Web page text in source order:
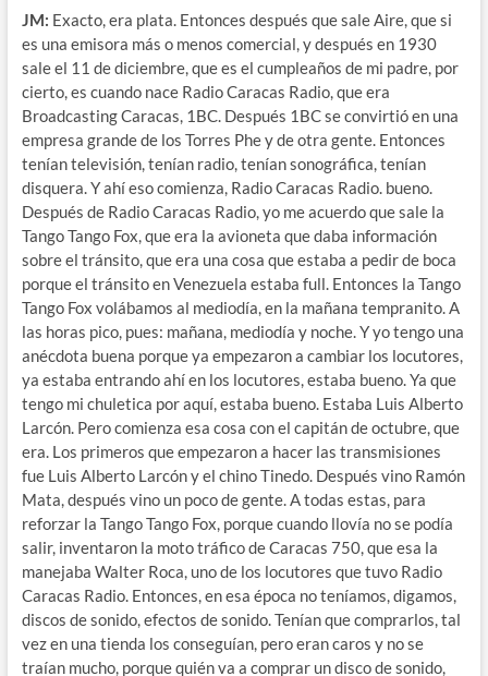
JM: Exacto, era plata. Entonces después que sale Aire, que si
es una emisora más o menos comercial, y después en 1930
sale el 11 de diciembre, que es el cumpleaños de mi padre, por
cierto, es cuando nace Radio Caracas Radio, que era
Broadcasting Caracas, 1BC. Después 1BC se convirtió en una
empresa grande de los Torres Phe y de otra gente. Entonces
tenían televisión, tenían radio, tenían sonográfica, tenían
disquera. Y ahí eso comienza, Radio Caracas Radio. bueno.
Después de Radio Caracas Radio, yo me acuerdo que sale la
Tango Tango Fox, que era la avioneta que daba información
sobre el tránsito, que era una cosa que estaba a pedir de boca
porque el tránsito en Venezuela estaba full. Entonces la Tango
Tango Fox volábamos al mediodía, en la mañana tempranito. A
las horas pico, pues: mañana, mediodía y noche. Y yo tengo una
anécdota buena porque ya empezaron a cambiar los locutores,
ya estaba entrando ahí en los locutores, estaba bueno. Ya que
tengo mi chuletica por aquí, estaba bueno. Estaba Luis Alberto
Larcón. Pero comienza esa cosa con el capitán de octubre, que
era. Los primeros que empezaron a hacer las transmisiones
fue Luis Alberto Larcón y el chino Tinedo. Después vino Ramón
Mata, después vino un poco de gente. A todas estas, para
reforzar la Tango Tango Fox, porque cuando llovía no se podía
salir, inventaron la moto tráfico de Caracas 750, que esa la
manejaba Walter Roca, uno de los locutores que tuvo Radio
Caracas Radio. Entonces, en esa época no teníamos, digamos,
discos de sonido, efectos de sonido. Tenían que comprarlos, tal
vez en una tienda los conseguían, pero eran caros y no se
traían mucho, porque quién va a comprar un disco de sonido,